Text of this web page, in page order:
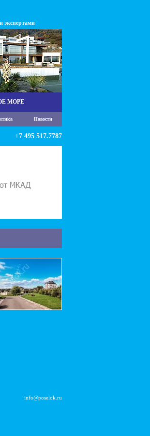
экспертами
МОРЕ
Новости
+7 495 517.7787
info@poselok.ru